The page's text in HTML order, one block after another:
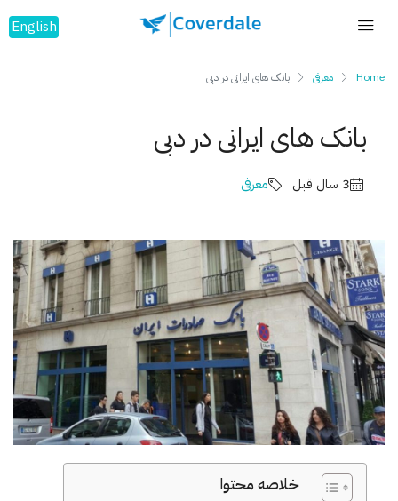
English
Home معرفی بانک‌ های ایرانی در دبی
بانک‌ های ایرانی در دبی
3 سال قبل معرفی
خلاصه محتوا